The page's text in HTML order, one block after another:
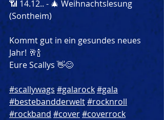
📶 14.12.. - 🎄 Weihnachtslesung
(Sontheim)
Kommt gut in ein gesundes neues
Jahr! 🥂🍾
Eure Scallys 👋😊
#scallywags #galarock#gala
#bestebandderwelt#rocknroll
#rockband #cover#coverrock